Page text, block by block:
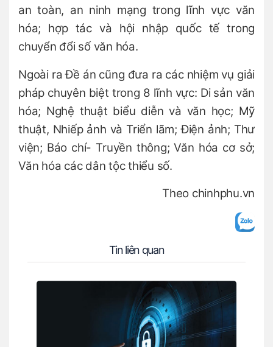
an toàn, an ninh mạng trong lĩnh vực văn
hóa; hợp tác và hội nhập quốc tế trong
chuyển đổi số văn hóa.
Ngoài ra Đề án cũng đưa ra các nhiệm vụ giải
pháp chuyên biệt trong 8 lĩnh vực: Di sản văn
hóa; Nghệ thuật biểu diễn và văn học; Mỹ
thuật, Nhiếp ảnh và Triển lãm; Điện ảnh; Thư
viện; Báo chí- Truyền thông; Văn hóa cơ sở;
Văn hóa các dân tộc thiểu số.
Theo chinhphu.vn
Tin liên quan